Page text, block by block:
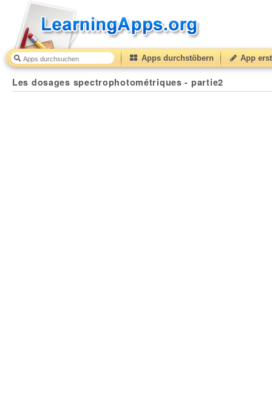
Apps durchstöbern App
Les dosages spectrophotométriques - partie2